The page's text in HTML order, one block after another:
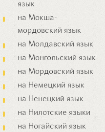
язык
на Мокша-
мордовский язык
на Молдавский язык
на Монгольский язык
на Мордовский язык
на Немецкий язык
на Ненецкий язык
на Нилотские языки
на Ногайский язык